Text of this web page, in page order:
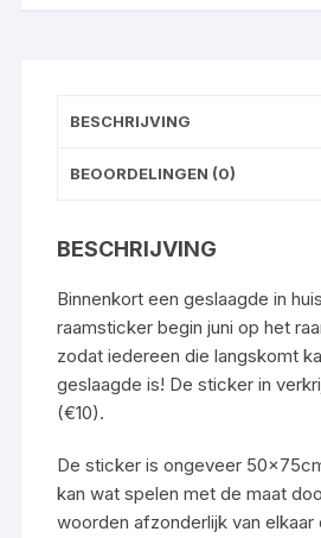
BESCHRIJVING
BEOORDELINGEN (0)
BESCHRIJVING
Binnenkort een geslaagde in
raamsticker begin juni op het
zodat iedereen die langskomt
geslaagde is! De sticker in
(€10).
De sticker is ongeveer
kan wat spelen met de maat
woorden afzonderlijk van